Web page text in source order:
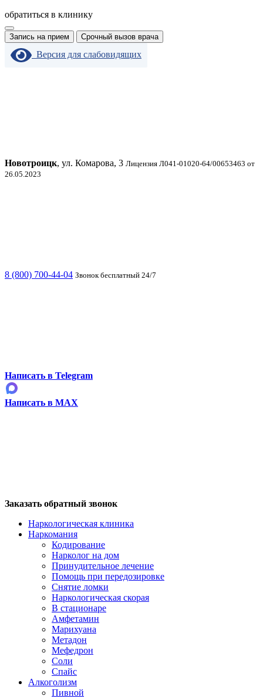
обратиться в клинику
Запись на прием Срочный вызов врача
Версия для слабовидящих
Новотроицк, ул. Комарова, 3 Лицензия Л041-01020-64/00653463 от
26.05.2023
8 (800) 700-44-04 Звонок бесплатный 24/7
Написать в Telegram
Написать в MAX
Заказать обратный звонок
Наркологическая клиника
Наркомания
Кодирование
Нарколог на дом
Принудительное лечение
Помощь при передозировке
Снятие ломки
Наркологическая скорая
В стационаре
Амфетамин
Марихуана
Метадон
Мефедрон
Соли
Спайс
Алкоголизм
Пивной